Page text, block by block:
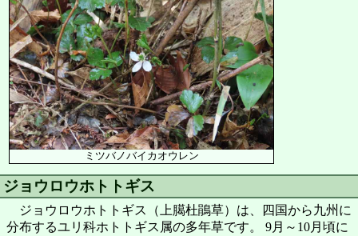
ミツバノバイカオウレン
ジョウロウホトトギス
ジョウロウホトトギス（上臈杜鵑草）は、四国から九州に
分布するユリ科ホトトギス属の多年草です。 9月～10月頃に